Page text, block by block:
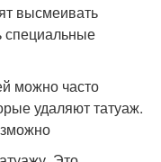
высмеивать
специальные
можно часто
удаляют татуаж.